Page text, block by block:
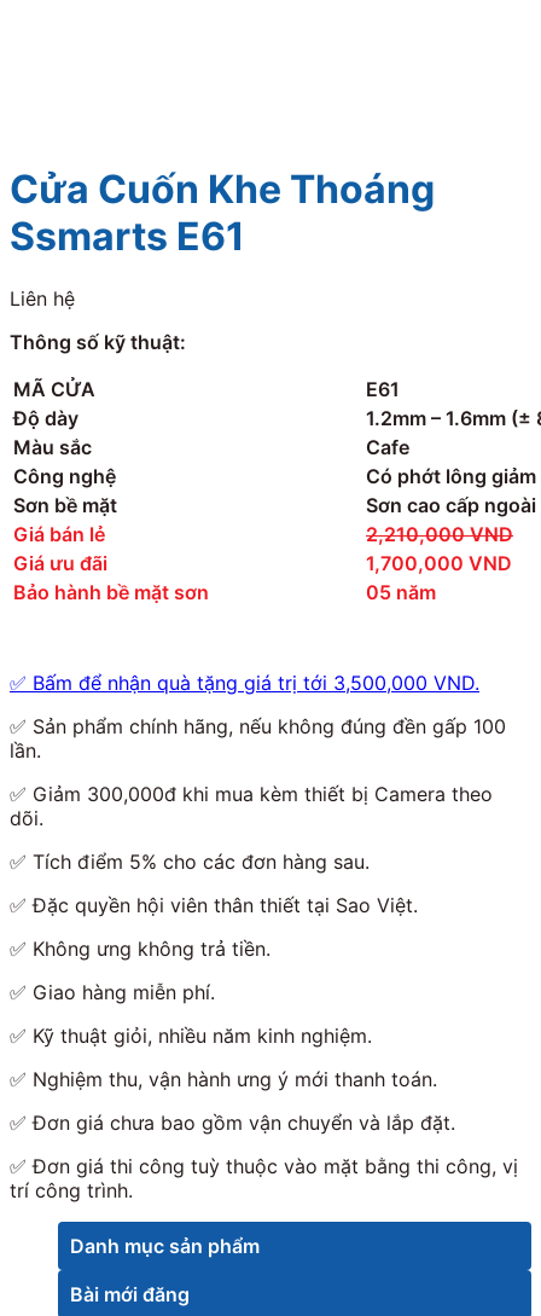
Cửa Cuốn Khe Thoáng
Ssmarts E61
Liên hệ
Thông số kỹ thuật:
MÃ CỬA
E61
Độ dày
1.2mm – 1.6mm
Màu sắc
Cafe
Công nghệ
Có phớt lông giảm
Sơn bề mặt
Sơn cao cấp ngoài
Giá bán lẻ
2,210,000 VND
Giá ưu đãi
1,700,000 VND
Bảo hành bề mặt sơn
05 năm
✅ Bấm để nhận quà tặng giá trị tới 3,500,000 VND.
✅ Sản phẩm chính hãng, nếu không đúng đền gấp 100
lần.
✅ Giảm 300,000đ khi mua kèm thiết bị Camera theo
dõi.
✅ Tích điểm 5% cho các đơn hàng sau.
✅ Đặc quyền hội viên thân thiết tại Sao Việt.
✅ Không ưng không trả tiền.
✅ Giao hàng miễn phí.
✅ Kỹ thuật giỏi, nhiều năm kinh nghiệm.
✅ Nghiệm thu, vận hành ưng ý mới thanh toán.
✅ Đơn giá chưa bao gồm vận chuyển và lắp đặt.
✅ Đơn giá thi công tuỳ thuộc vào mặt bằng thi công, vị
trí công trình.
Danh mục sản phẩm
Bài mới đăng